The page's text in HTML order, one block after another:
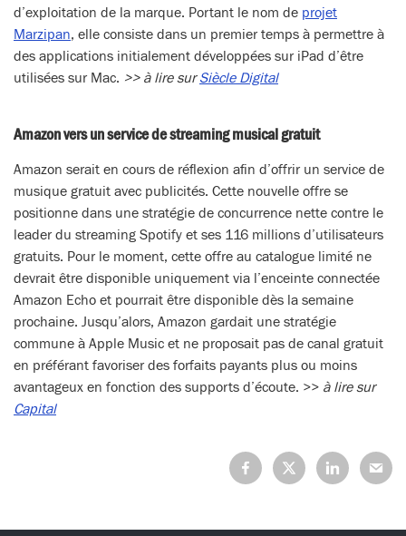
d’exploitation de la marque. Portant le nom de projet
Marzipan, elle consiste dans un premier temps à permettre à
des applications initialement développées sur iPad d’être
utilisées sur Mac. >> à lire surSiècle Digital
Amazon vers un service de streaming musical gratuit
Amazon serait en cours de réflexion afin d’offrir un service de
musique gratuit avec publicités. Cette nouvelle offre se
positionne dans une stratégie de concurrence nette contre le
leader du streaming Spotify et ses 116 millions d’utilisateurs
gratuits. Pour le moment, cette offre au catalogue limité ne
devrait être disponible uniquement via l’enceinte connectée
Amazon Echo et pourrait être disponible dès la semaine
prochaine. Jusqu’alors, Amazon gardait une stratégie
commune à Apple Music et ne proposait pas de canal gratuit
en préférant favoriser des forfaits payants plus ou moins
avantageux en fonction des supports d’écoute. >> à lire sur
Capital
Partagez
sur
Partagez
sur
(Twitter)
Partagez
sur
sur